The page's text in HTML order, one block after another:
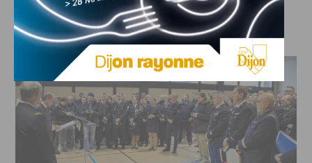
leur coordination, en cas de tuerie de masse.